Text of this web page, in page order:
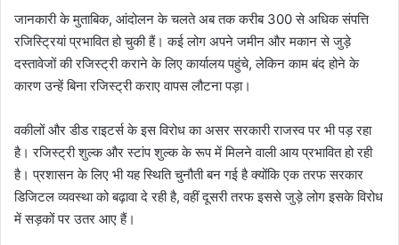
जानकारी के मुताबिक, आंदोलन के चलते अब तक करीब 300 से अधिक संपत्ति
रजिस्ट्रियां प्रभावित हो चुकी हैं। कई लोग अपने जमीन और मकान से जुड़े
दस्तावेजों की रजिस्ट्री कराने के लिए कार्यालय पहुंचे, लेकिन काम बंद होने के
कारण उन्हें बिना रजिस्ट्री कराए वापस लौटना पड़ा।
वकीलों और डीड राइटर्स के इस विरोध का असर सरकारी राजस्व पर भी पड़ रहा
है। रजिस्ट्री शुल्क और स्टांप शुल्क के रूप में मिलने वाली आय प्रभावित हो रही
है। प्रशासन के लिए भी यह स्थिति चुनौती बन गई है क्योंकि एक तरफ सरकार
डिजिटल व्यवस्था को बढ़ावा दे रही है, वहीं दूसरी तरफ इससे जुड़े लोग इसके विरोध
में सड़कों पर उतर आए हैं।